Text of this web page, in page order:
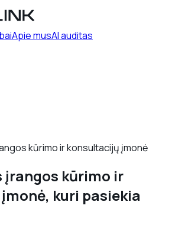
Apie musAI auditas
kūrimo ir konsultacijų įmonė
įrangos kūrimo ir
kuri pasiekia